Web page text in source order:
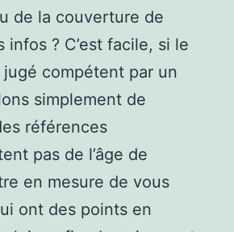
de la couverture de
? C’est facile, si le
compétent par un
simplement de
références
pas de l’âge de
en mesure de vous
ont des points en